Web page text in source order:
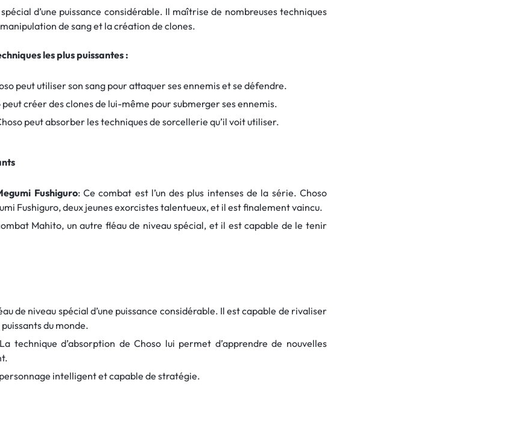
d’une puissance considérable. Il maîtrise de nombreuses techniques
de sang et la création de clones.
les plus puissantes :
peut utiliser son sang pour attaquer ses ennemis et se défendre.
peut créer des clones de lui-même pour submerger ses ennemis.
peut absorber les techniques de sorcellerie qu’il voit utiliser.
Fushiguro: Ce combat est l’un des plus intenses de la série. Choso
Fushiguro, deux jeunes exorcistes talentueux, et il est finalement vaincu.
Mahito, un autre fléau de niveau spécial, et il est capable de le tenir
de niveau spécial d’une puissance considérable. Il est capable de rivaliser
du monde.
technique d’absorption de Choso lui permet d’apprendre de nouvelles
intelligent et capable de stratégie.